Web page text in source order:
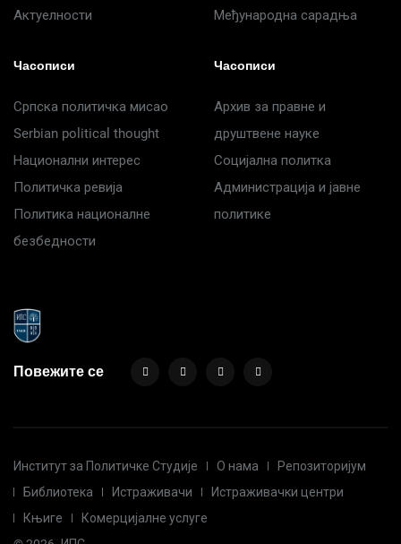
Актуелности
Међународна сарадња
Часописи
Српска политичка мисао
Serbian political thought
Национални интерес
Политичка ревија
Политика националне
безбедности
Часописи
Архив за правне и
друштвене науке
Социјална политка
Администрација и јавне
политике
Повежите се
Институт за Политичке Студије О нама
Репозиторијум
Библиотека
Истраживачи
Истраживачки центри
Књиге
Комерцијалне услуге